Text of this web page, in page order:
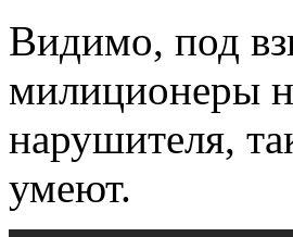
Видимо, под
милиционеры
нарушителя,
умеют.